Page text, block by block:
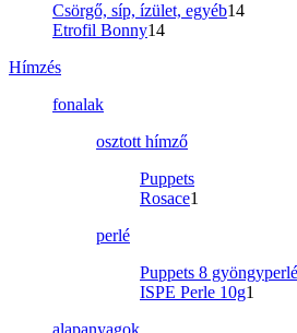
Csörgő, síp, ízület, egyéb14
Etrofil Bonny14
Hímzés
fonalak
osztott hímző
Puppets
Rosace1
perlé
Puppets 8 gyöngyperlé
ISPE Perle 10g1
alapanyagok